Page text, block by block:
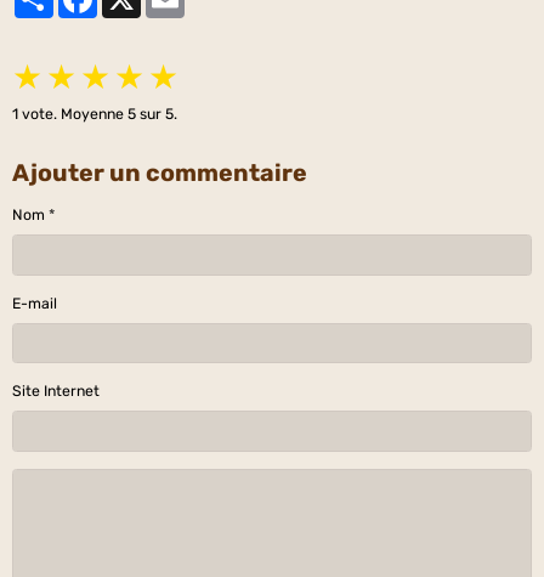
★ ★ ★ ★ ★
1 vote. Moyenne 5 sur 5.
Ajouter un commentaire
Nom
E-mail
Site Internet